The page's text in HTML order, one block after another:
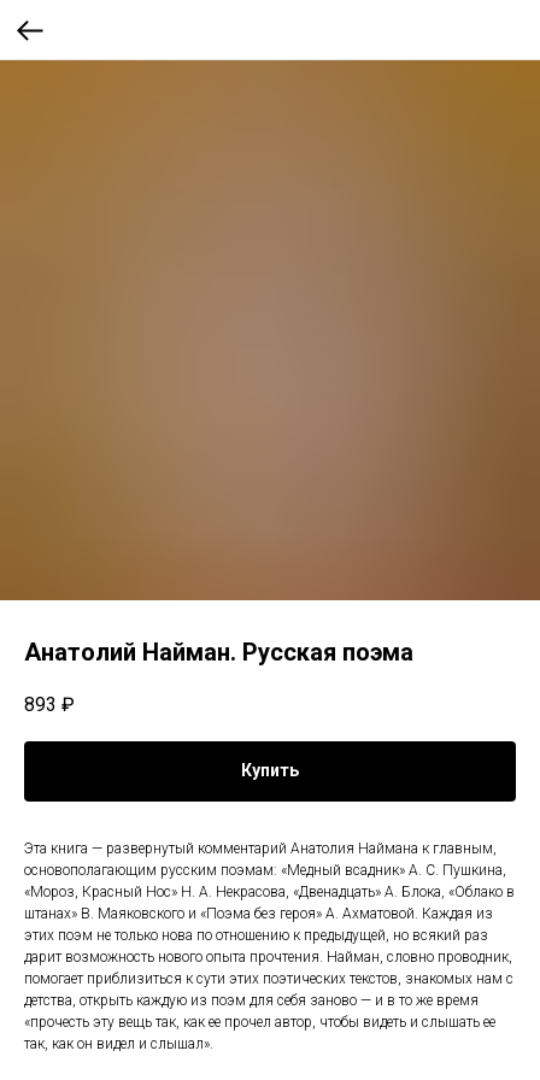
Анатолий Найман. Русская поэма
893 ₽
Купить
Эта книга — развернутый комментарий Анатолия Наймана к главным,
основополагающим русским поэмам: «Медный всадник» А. С. Пушкина,
«Мороз, Красный Нос» Н. А. Некрасова, «Двенадцать» А. Блока, «Облако в
штанах» В. Маяковского и «Поэма без героя» А. Ахматовой. Каждая из
этих поэм не только нова по отношению к предыдущей, но всякий раз
дарит возможность нового опыта прочтения. Найман, словно проводник,
помогает приблизиться к сути этих поэтических текстов, знакомых нам с
детства, открыть каждую из поэм для себя заново — и в то же время
«прочесть эту вещь так, как ее прочел автор, чтобы видеть и слышать ее
так, как он видел и слышал».